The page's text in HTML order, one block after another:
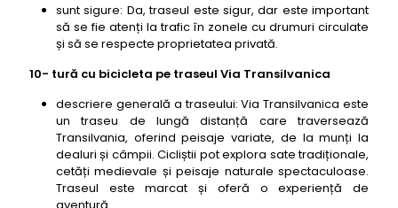
sunt sigure: Da, traseul este sigur, dar este important
să se fie atenți la trafic în zonele cu drumuri circulate
și să se respecte proprietatea privată.
10- tură cu bicicleta pe traseul Via Transilvanica
descriere generală a traseului: Via Transilvanica este
un traseu de lungă distanță care traversează
Transilvania, oferind peisaje variate, de la munți la
dealuri și câmpii. Cicliștii pot explora sate tradiționale,
cetăți medievale și peisaje naturale spectaculoase.
Traseul este marcat și oferă o experiență de